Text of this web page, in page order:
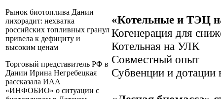
Рынок биотоплива Дании
лихорадит: нехватка
российских топливных гранул
привела к дефициту и
высоким ценам
Торговый представитель РФ в
Дании Ирина Негребецкая
рассказала ИАА
«ИНФОБИО» о ситуации с
«Котельные и ТЭЦ
Когенерация для
Котельная на УЛК
Совместный опыт
Субвенции и дотации